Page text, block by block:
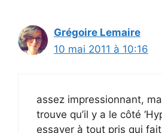
Grégoire Lemaire
10 mai 2011 à 10:16
assez impressionnant,
trouve qu’il y a le côté
essayer à tout pris qui